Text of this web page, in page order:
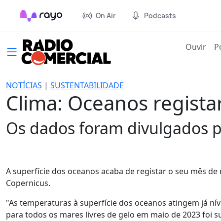
On Air Podcasts
Ouvir
NOTÍCIAS | SUSTENTABILIDADE
Clima: Oceanos
Os dados foram divulgados
A superfície dos oceanos acaba de registar o seu mês
Copernicus.
"As temperaturas à superfície dos oceanos atingem já
para todos os mares livres de gelo em maio de 2023 foi